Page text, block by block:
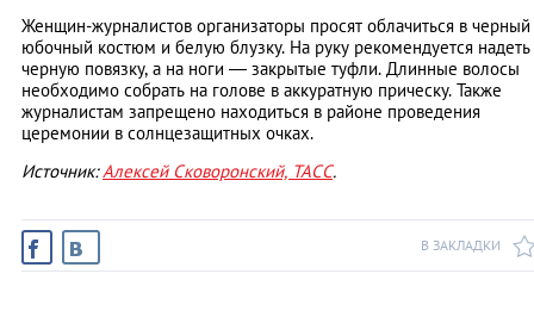
Женщин-журналистов организаторы просят облачиться в черный
юбочный костюм и белую блузку. На руку рекомендуется надеть
черную повязку, а на ноги — закрытые туфли. Длинные волосы
необходимо собрать на голове в аккуратную прическу. Также
журналистам запрещено находиться в районе проведения
церемонии в солнцезащитных очках.
Источник:Алексей Сковоронский, ТАСС.
В ЗАКЛАДКИ